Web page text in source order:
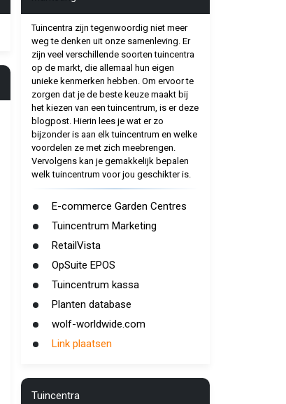
Tuincentra zijn tegenwoordig niet meer
weg te denken uit onze samenleving. Er
zijn veel verschillende soorten tuincentra
op de markt, die allemaal hun eigen
unieke kenmerken hebben. Om ervoor te
zorgen dat je de beste keuze maakt bij
het kiezen van een tuincentrum, is er deze
blogpost. Hierin lees je wat er zo
bijzonder is aan elk tuincentrum en welke
voordelen ze met zich meebrengen.
Vervolgens kan je gemakkelijk bepalen
welk tuincentrum voor jou geschikter is.
E-commerce Garden Centres
Tuincentrum Marketing
RetailVista
OpSuite EPOS
Tuincentrum kassa
Planten database
wolf-worldwide.com
Link plaatsen
Tuincentra